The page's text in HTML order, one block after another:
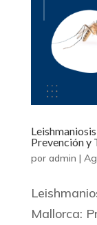
Prevención y
por admin |
Mallorca: